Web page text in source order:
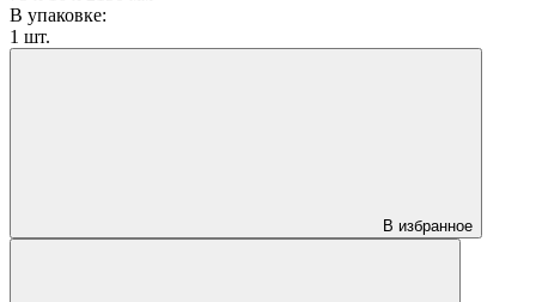
В упаковке:
1 шт.
В избранное